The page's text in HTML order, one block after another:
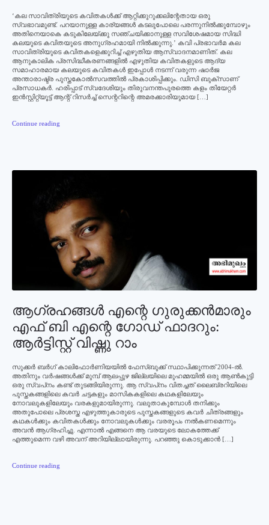
‘കല സാവിത്രിയുടെ കവിതകള്‍ക്ക് ആറ്റിക്കുറുക്കലിന്റേതായ ഒരു
സ്വഭാവമുണ്ട്. പറയാനുള്ള കാര്യങ്ങള്‍ കടലുപോലെ പരന്നുനില്‍ക്കുമ്പോഴും
അതിനെയാകെ കടുകിലേയ്ക്കു സഞ്ചയിക്കാനുള്ള സവിശേഷമായ സിദ്ധി
കലയുടെ കവിതയുടെ അനുഗ്രഹമായി നില്‍ക്കുന്നു.’ കവി പ്രഭാവര്‍മ കല
സാവിത്രിയുടെ കവിതകളെക്കുറിച്ച് എഴുതിയ ആസ്വാദനമാണിത്. കല
ആനുകാലിക പ്രസിദ്ധീകരണങ്ങളില്‍ എഴുതിയ കവിതകളുടെ ആദ്യ
സമാഹാരമായ കലയുടെ കവിതകള്‍ ഇപ്പോള്‍ നടന്ന് വരുന്ന ഷാര്‍ജ
അന്താരാഷ്ട്ര പുസ്തകോല്‍സവത്തില്‍ പ്രകാശിപ്പിക്കും. ഡിസി ബുക്‌സാണ്
പ്രസാധകര്‍. ഹരിപ്പാട് സ്വദേശിയും തിരുവനന്തപുരത്തെ കളം തിയേറ്റര്‍
ഇന്‍സ്റ്റിറ്റ്യൂട്ട് ആന്റ് റിസര്‍ച്ച് സെന്ററിന്റെ അമരക്കാരിയുമായ […]
Continue reading
ആഗ്രഹങ്ങള്‍ എന്റെ ഗുരുക്കന്‍മാരും
എഫ് ബി എന്റെ ഗോഡ് ഫാദറും:
ആര്‍ട്ടിസ്റ്റ് വിഷ്ണു റാം
സുക്കര്‍ ബര്‍ഗ് കാലിഫോര്‍ണിയയില്‍ ഫേസ്ബുക്ക് സ്ഥാപിക്കുന്നത് 2004-ല്‍.
അതിനും വര്‍ഷങ്ങള്‍ക്ക് മുമ്പ് ആലപ്പുഴ ജില്ലയിലെ മുഹമ്മയില്‍ ഒരു ആണ്‍കുട്ടി
ഒരു സ്വപ്‌നം കണ്ട് തുടങ്ങിയിരുന്നു. ആ സ്വപ്‌നം വിതച്ചത് ലൈബ്രറിയിലെ
പുസ്തകങ്ങളിലെ കവര്‍ ചട്ടകളും മാസികകളിലെ കഥകളിലേയും
നോവലുകളിലേയും വരകളുമായിരുന്നു. വലുതാകുമ്പോള്‍ തനിക്കും
അതുപോലെ പ്രശസ്ത എഴുത്തുകാരുടെ പുസ്തകങ്ങളുടെ കവര്‍ ചിത്രങ്ങളും
കഥകള്‍ക്കും കവിതകള്‍ക്കും നോവലുകള്‍ക്കും വരരൂപം നല്‍കണമെന്നും
അവന്‍ ആഗ്രഹിച്ചു. എന്നാല്‍ എങ്ങനെ ആ വരയുടെ ലോകത്തേക്ക്
എത്തുമെന്ന വഴി അവന് അറിയില്ലായിരുന്നു. പറഞ്ഞു കൊടുക്കാന്‍ […]
Continue reading